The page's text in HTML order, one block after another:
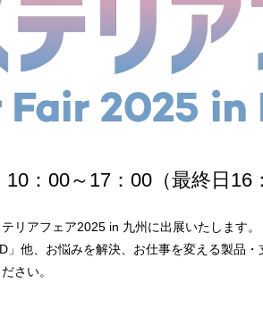
：00～17：00（最終日16
リアフェア2025 in 九州に出展いたします。
」他、お悩みを解決、お仕事を変える製品
さい。